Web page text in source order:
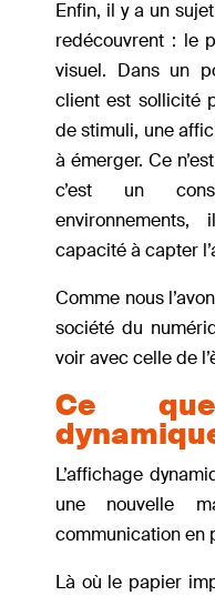
Enfin, il y a un
redécouvrent : le
visuel. Dans un
client est sollicité
de stimuli, une
à émerger. Ce
c’est un
capacité à capter
Comme nous
société du
voir avec celle de
Ce que
L’affichage
une nouvelle
communication en
Là où le papier